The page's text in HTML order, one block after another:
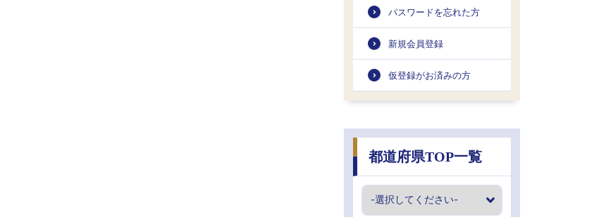
パスワードを忘れた方
新規会員登録
仮登録がお済みの方
都道府県TOP一覧